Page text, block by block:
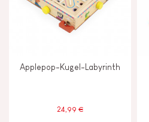
Applepop-Kugel-Labyrinth
24,99 €